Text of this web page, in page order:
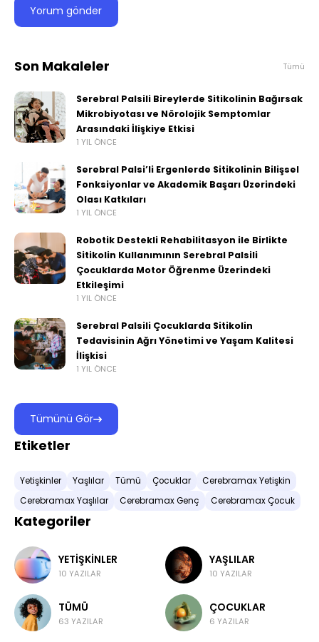
Son Makaleler Tümü
Serebral Palsili Bireylerde Sitikolinin Bağırsak
Mikrobiyotası ve Nörolojik Semptomlar
Arasındaki İlişkiye Etkisi
1 YIL ÖNCE
Serebral Palsi’li Ergenlerde Sitikolinin Bilişsel
Fonksiyonlar ve Akademik Başarı Üzerindeki
Olası Katkıları
1 YIL ÖNCE
Robotik Destekli Rehabilitasyon ile Birlikte
Sitikolin Kullanımının Serebral Palsili
Çocuklarda Motor Öğrenme Üzerindeki
Etkileşimi
1 YIL ÖNCE
Serebral Palsili Çocuklarda Sitikolin
Tedavisinin Ağrı Yönetimi ve Yaşam Kalitesi
İlişkisi
1 YIL ÖNCE
Tümünü Gör
Etiketler
Yetişkinler Yaşlılar Tümü Çocuklar
Cerebramax Yetişkin
Cerebramax Yaşlılar
Cerebramax Genç Cerebramax Çocuk
Kategoriler
YETIŞKINLER
10 YAZILAR
YAŞLILAR
10 YAZILAR
TÜMÜ
63 YAZILAR
ÇOCUKLAR
6 YAZILAR